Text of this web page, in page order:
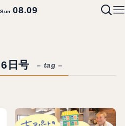
08.09
日号 – tag –